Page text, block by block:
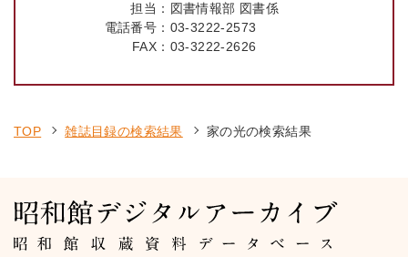
担当： 図書情報部 図書係
電話番号： 03-3222-2573
FAX： 03-3222-2626
TOP 雑誌目録の検索結果 家の光の検索結果